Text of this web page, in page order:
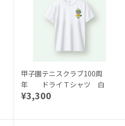
甲子園テニスクラブ100周
年 ドライＴシャツ 白
¥3,300